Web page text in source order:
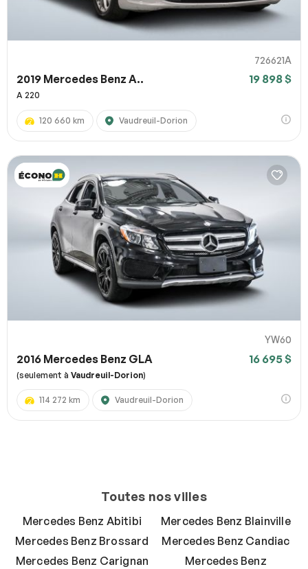
726621A
2019 Mercedes Benz A.. 19 898 $
A 220
120 660 km Vaudreuil-Dorion
YW60
2016 Mercedes Benz GLA 16 695 $
(seulement à Vaudreuil-Dorion)
114 272 km Vaudreuil-Dorion
Toutes nos villes
Mercedes Benz Abitibi
Mercedes Benz Blainville
Mercedes Benz Brossard
Mercedes Benz Candiac
Mercedes Benz Carignan
Mercedes Benz